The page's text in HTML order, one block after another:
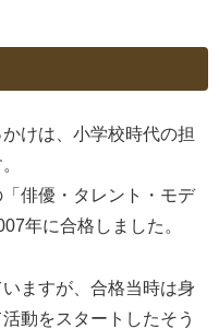
けは、小学校時代の担
俳優・タレント・モデ
年に合格しました。
ますが、合格当時は身
動をスタートしたそう